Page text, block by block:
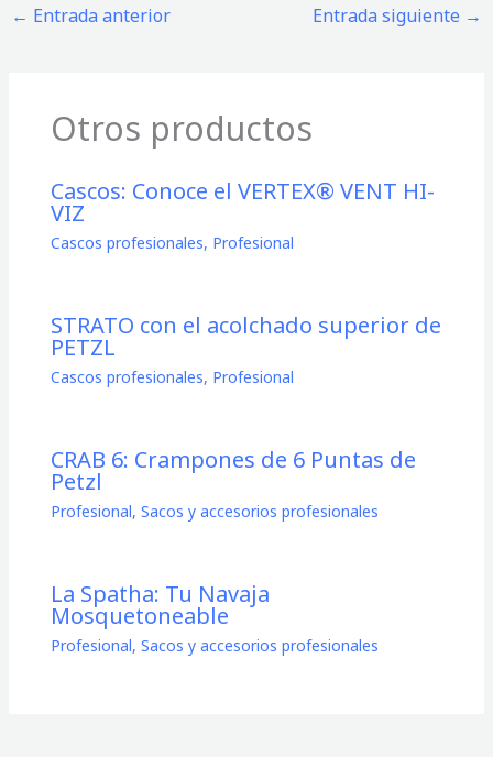
← Entrada anterior Entrada siguiente →
Otros productos
Cascos: Conoce el VERTEX® VENT HI-
VIZ
Cascos profesionales, Profesional
STRATO con el acolchado superior de
PETZL
Cascos profesionales, Profesional
CRAB 6: Crampones de 6 Puntas de
Petzl
Profesional, Sacos y accesorios profesionales
La Spatha: Tu Navaja
Mosquetoneable
Profesional, Sacos y accesorios profesionales